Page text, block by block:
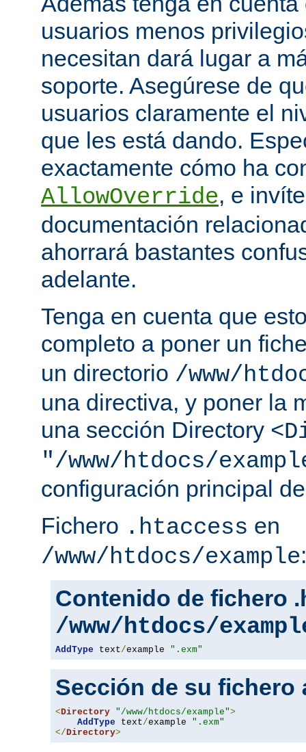
usuarios menos
necesitan dará lugar a
soporte. Asegúrese de
usuarios claramente el
que les está dando.
exactamente cómo ha
AllowOverride, e
documentación
ahorrará bastantes
adelante.
Tenga en cuenta que
completo a poner un
un directorio /www/
una directiva, y poner la
una sección Directory
"/www/htdocs/
configuración principal
Fichero .htaccess en
/www/htdocs/example:
Contenido de fichero
/www/htdocs/
AddType text/example ".exm"
Sección de su fichero
<Directory "/www/htdocs/example">
AddType text/example ".exm"
</Directory>